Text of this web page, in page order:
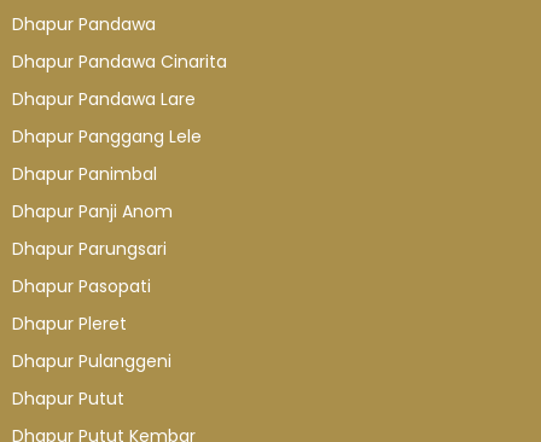
Dhapur Pandawa
Dhapur Pandawa Cinarita
Dhapur Pandawa Lare
Dhapur Panggang Lele
Dhapur Panimbal
Dhapur Panji Anom
Dhapur Parungsari
Dhapur Pasopati
Dhapur Pleret
Dhapur Pulanggeni
Dhapur Putut
Dhapur Putut Kembar